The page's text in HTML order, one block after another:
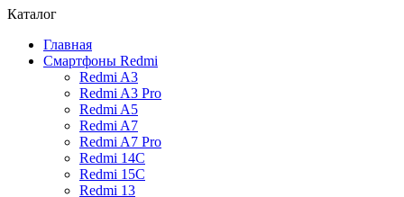
Каталог
Главная
Смартфоны Redmi
Redmi A3
Redmi A3 Pro
Redmi A5
Redmi A7
Redmi A7 Pro
Redmi 14C
Redmi 15C
Redmi 13